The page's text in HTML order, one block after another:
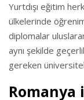
Yurtdışı eğitim
ülkelerinde
diplomalar
aynı şekilde
gereken